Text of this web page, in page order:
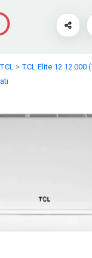
TCL > TCL Elite 12 12.000